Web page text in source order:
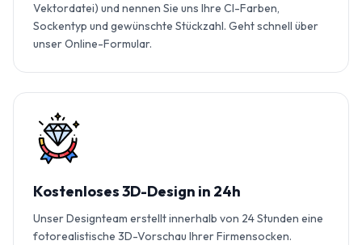
Vektordatei) und nennen Sie uns Ihre CI-Farben,
Sockentyp und gewünschte Stückzahl. Geht schnell über
unser Online-Formular.
Kostenloses 3D-Design in 24h
Unser Designteam erstellt innerhalb von 24 Stunden eine
fotorealistische 3D-Vorschau Ihrer Firmensocken.